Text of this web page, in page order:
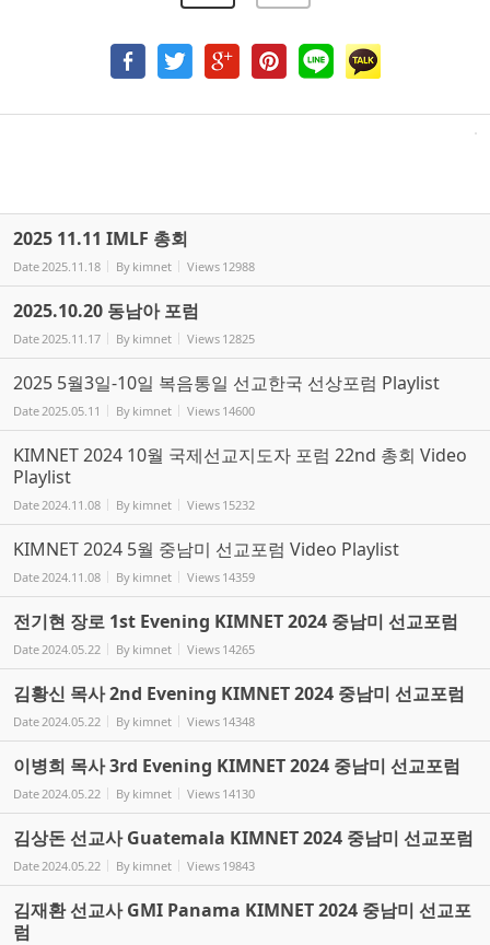
2025 11.11 IMLF 총회
Date 2025.11.18 By kimnet Views 12988
2025.10.20 동남아 포럼
Date 2025.11.17 By kimnet Views 12825
2025 5월3일-10일 복음통일 선교한국 선상포럼 Playlist
Date 2025.05.11 By kimnet Views 14600
KIMNET 2024 10월 국제선교지도자 포럼 22nd 총회 Video
Playlist
Date 2024.11.08 By kimnet Views 15232
KIMNET 2024 5월 중남미 선교포럼 Video Playlist
Date 2024.11.08 By kimnet Views 14359
전기현 장로 1st Evening KIMNET 2024 중남미 선교포럼
Date 2024.05.22 By kimnet Views 14265
김황신 목사 2nd Evening KIMNET 2024 중남미 선교포럼
Date 2024.05.22 By kimnet Views 14348
이병희 목사 3rd Evening KIMNET 2024 중남미 선교포럼
Date 2024.05.22 By kimnet Views 14130
김상돈 선교사 Guatemala KIMNET 2024 중남미 선교포럼
Date 2024.05.22 By kimnet Views 19843
김재환 선교사 GMI Panama KIMNET 2024 중남미 선교포
럼